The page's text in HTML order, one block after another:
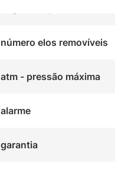
número elos removíveis
atm - pressão máxima
alarme
garantia